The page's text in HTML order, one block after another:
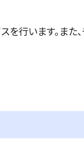
行います。また